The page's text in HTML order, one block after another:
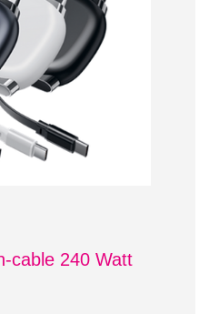
cable 240 Watt